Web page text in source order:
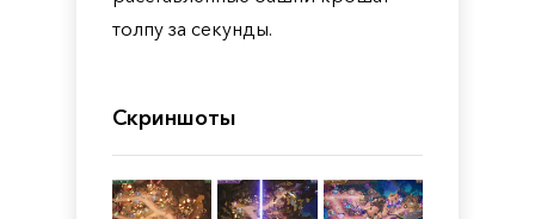
толпу за секунды.
Скриншоты